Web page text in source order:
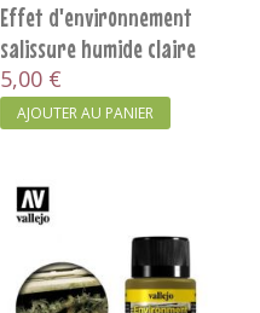
Effet d'environnement
salissure humide claire
5,00 €
AJOUTER AU PANIER